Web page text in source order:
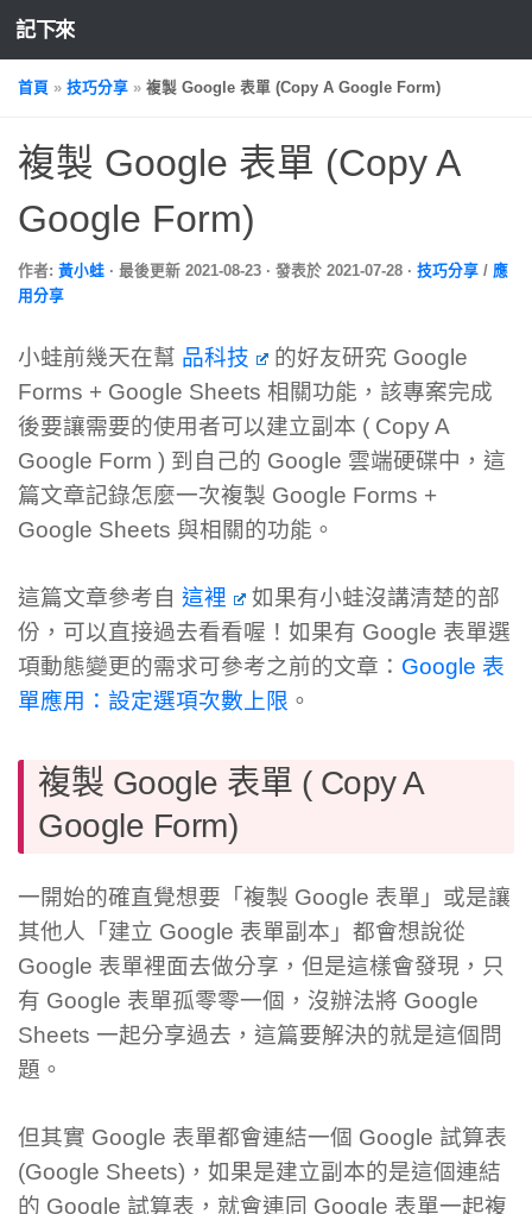
記下來
首頁 » 技巧分享 » 複製 Google 表單 (Copy A Google Form)
複製 Google 表單 (Copy A
Google Form)
作者: 黃小蛙 · 最後更新 2021-08-23 · 發表於 2021-07-28 · 技巧分享 / 應
用分享
小蛙前幾天在幫 品科技
的好友研究 Google
Forms + Google Sheets 相關功能，該專案完成
後要讓需要的使用者可以建立副本 ( Copy A
Google Form ) 到自己的 Google 雲端硬碟中，這
篇文章記錄怎麼一次複製 Google Forms +
Google Sheets 與相關的功能。
這篇文章參考自 這裡
如果有小蛙沒講清楚的部
份，可以直接過去看看喔！如果有 Google 表單選
項動態變更的需求可參考之前的文章： Google 表
單應用：設定選項次數上限 。
複製 Google 表單 ( Copy A
Google Form)
一開始的確直覺想要「複製 Google 表單」或是讓
其他人「建立 Google 表單副本」都會想說從
Google 表單裡面去做分享，但是這樣會發現，只
有 Google 表單孤零零一個，沒辦法將 Google
Sheets 一起分享過去，這篇要解決的就是這個問
題。
但其實 Google 表單都會連結一個 Google 試算表
(Google Sheets)，如果是建立副本的是這個連結
的 Google 試算表，就會連同 Google 表單一起複